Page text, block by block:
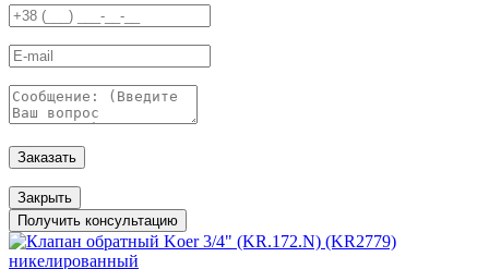
Заказать
Закрыть
Получить консультацию